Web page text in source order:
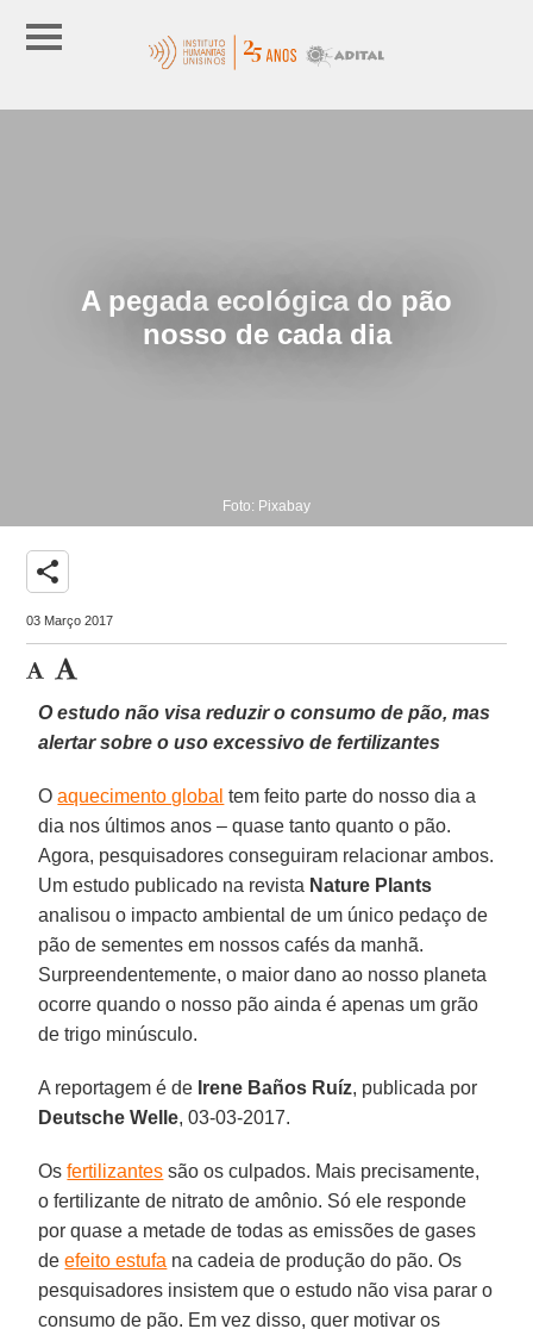
A pegada ecológica do pão
nosso de cada dia
Foto: Pixabay
share
03 Março 2017
O estudo não visa reduzir o consumo de pão, mas
alertar sobre o uso excessivo de fertilizantes
Oaquecimento global tem feito parte do nosso dia a
dia nos últimos anos – quase tanto quanto o pão.
Agora, pesquisadores conseguiram relacionar ambos.
Um estudo publicado na revista Nature Plants
analisou o impacto ambiental de um único pedaço de
pão de sementes em nossos cafés da manhã.
Surpreendentemente, o maior dano ao nosso planeta
ocorre quando o nosso pão ainda é apenas um grão
de trigo minúsculo.
A reportagem é de Irene Baños Ruíz, publicada por
Deutsche Welle, 03-03-2017.
Osfertilizantes são os culpados. Mais precisamente,
o fertilizante de nitrato de amônio. Só ele responde
por quase a metade de todas as emissões de gases
deefeito estufa na cadeia de produção do pão. Os
pesquisadores insistem que o estudo não visa parar o
consumo de pão. Em vez disso, quer motivar os